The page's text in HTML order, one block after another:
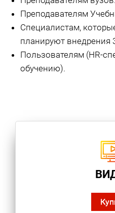
Преподавателям
Специалистам,
планируют
Пользователям (HR-
обучению).